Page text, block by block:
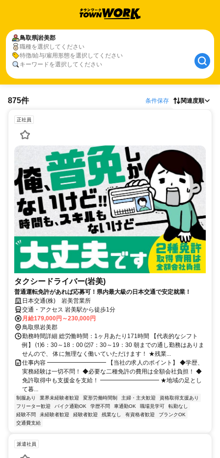
鳥取県岩美郡
職種を選択してください
特徴/給与/雇用形態を選択してください
キーワードを選択してください
875件 条件保存 関連度順
正社員
タクシードライバー(岩美)
普通運転免許があれば応募可！県内最大級の日本交通で安定就業！
日本交通(株) 岩美営業所
交通・アクセス 岩美駅から徒歩1分
月給179,000円～230,000円
鳥取県岩美郡
勤務時間詳細 総労働時間：1ヶ月あたり171時間 【代表的なシフト
例】 ⑴6：30～18：00 ⑵7：30～19：30 朝までの通し勤務はありま
せんので、 体に無理なく働いていただけます！ ★残業...
仕事内容 ━━━━━━━━━━ 【当社の求人のポイント】 ◆学歴、
実務経験は一切不問！ ◆必要な二種免許の費用は全額会社負担！ ◆
免許取得中も支援金を支給！ ━━━━━━━━━━ ★地域の足とし
て暮...
制服あり 業界未経験者歓迎 変形労働時間制 主婦・主夫歓迎
資格取得支援あり
フリーター歓迎
バイク通勤OK 学歴不問 車通勤OK 職場見学可
転勤なし
経験不問
未経験者歓迎 経験者歓迎 残業なし 有資格者歓迎
ブランクOK
交通費支給
派遣社員